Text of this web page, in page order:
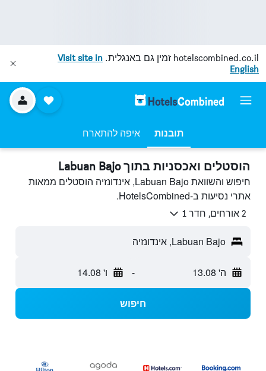
hotelscombined.co.il זמין גם באנגלית. Visit site in
English
תובנות איפה להתארח
הוסטלים ואכסניות בתוך Labuan Bajo
חיפוש והשוואת Labuan Bajo, אינדונזיה הוסטלים ממאות
אתרי נסיעות ב-HotelsCombined.
2 אורחים, חדר 1
Labuan Bajo, אינדונזיה
ה' 13.08 - ו' 14.08
חיפוש